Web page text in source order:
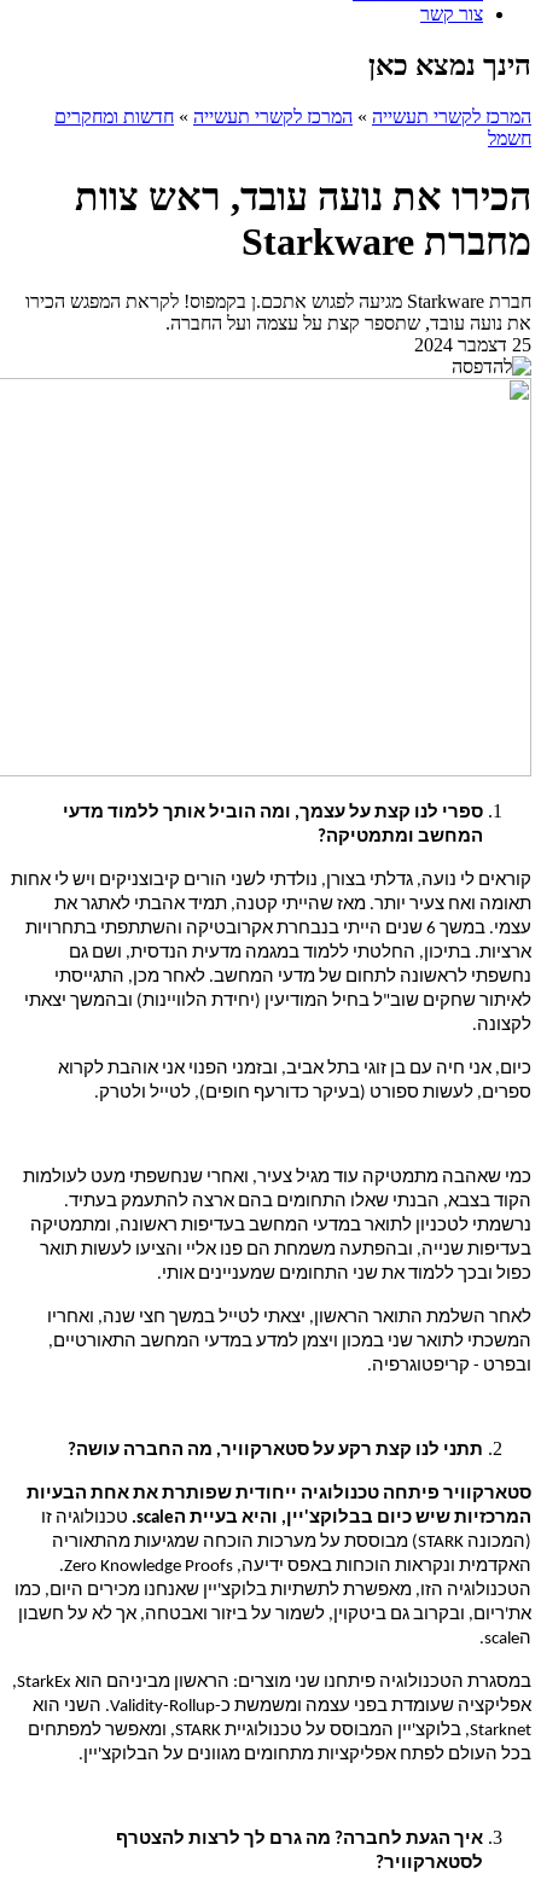
צור קשר
הינך נמצא כאן
המרכז לקשרי תעשייה » המרכז לקשרי תעשייה » חדשות ומחקרים
חשמל
הכירו את נועה עובד, ראש צוות
מחברת Starkware
חברת Starkware מגיעה לפגוש אתכם.ן בקמפוס! לקראת המפגש הכירו
את נועה עובד, שתספר קצת על עצמה ועל החברה.
25 דצמבר 2024
ספרי לנו קצת על עצמך, ומה הוביל אותך ללמוד מדעי
המחשב ומתמטיקה?
קוראים לי נועה, גדלתי בצורן, נולדתי לשני הורים קיבוצניקים ויש לי אחות
תאומה ואח צעיר יותר. מאז שהייתי קטנה, תמיד אהבתי לאתגר את
עצמי. במשך 6 שנים הייתי בנבחרת אקרובטיקה והשתתפתי בתחרויות
ארציות. בתיכון, החלטתי ללמוד במגמה מדעית הנדסית, ושם גם
נחשפתי לראשונה לתחום של מדעי המחשב. לאחר מכן, התגייסתי
לאיתור שחקים שוב"ל בחיל המודיעין (יחידת הלוויינות) ובהמשך יצאתי
לקצונה.
כיום, אני חיה עם בן זוגי בתל אביב, ובזמני הפנוי אני אוהבת לקרוא
ספרים, לעשות ספורט (בעיקר כדורעף חופים), לטייל ולטרק.
כמי שאהבה מתמטיקה עוד מגיל צעיר, ואחרי שנחשפתי מעט לעולמות
הקוד בצבא, הבנתי שאלו התחומים בהם ארצה להתעמק בעתיד.
נרשמתי לטכניון לתואר במדעי המחשב בעדיפות ראשונה, ומתמטיקה
בעדיפות שנייה, ובהפתעה משמחת הם פנו אליי והציעו לעשות תואר
כפול ובכך ללמוד את שני התחומים שמעניינים אותי.
לאחר השלמת התואר הראשון, יצאתי לטייל במשך חצי שנה, ואחריו
המשכתי לתואר שני במכון ויצמן למדע במדעי המחשב התאורטיים,
ובפרט - קריפטוגרפיה.
תתני לנו קצת רקע על סטארקוויר, מה החברה עושה?
סטארקוויר פיתחה טכנולוגיה ייחודית שפותרת את אחת הבעיות
המרכזיות שיש כיום בבלוקצ'יין, והיא בעיית הscale
. טכנולוגיה זו
(המכונה STARK) מבוססת על מערכות הוכחה שמגיעות מהתאוריה
האקדמית ונקראות הוכחות באפס ידיעה, Zero Knowledge Proofs
.
הטכנולוגיה הזו, מאפשרת לתשתיות בלוקצ'יין שאנחנו מכירים היום, כמו
את'ריום, ובקרוב גם ביטקוין, לשמור על ביזור ואבטחה, אך לא על חשבון
הscale
.
במסגרת הטכנולוגיה פיתחנו שני מוצרים: הראשון מביניהם הוא StarkEx
,
אפליקציה שעומדת בפני עצמה ומשמשת כ-Validity-Rollup. השני הוא
Starknet, בלוקצ'יין המבוסס על טכנולוגיית STARK, ומאפשר למפתחים
בכל העולם לפתח אפליקציות מתחומים מגוונים על הבלוקצ'יין.
איך הגעת לחברה? מה גרם לך לרצות להצטרף
לסטארקוויר?